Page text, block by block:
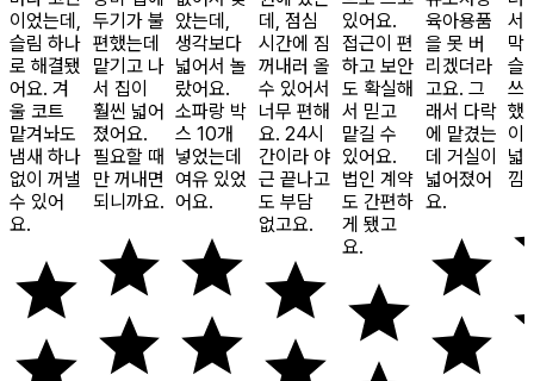
이었는데,
슬림 하나
로 해결됐
어요. 겨
울 코트
맡겨놔도
냄새 하나
없이 꺼낼
수 있어
요.
두기가 불
편했는데
맡기고 나
서 집이
훨씬 넓어
졌어요.
필요할 때
만 꺼내면
되니까요.
았는데,
생각보다
넓어서 놀
랐어요.
소파랑 박
스 10개
넣었는데
여유 있었
어요.
데, 점심
시간에 짐
꺼내러 올
수 있어서
너무 편해
요. 24시
간이라 야
근 끝나고
도 부담
없고요.
있어요.
접근이 편
하고 보안
도 확실해
서 믿고
맡길 수
있어요.
법인 계약
도 간편하
게 됐고
요.
육아용품
을 못 버
리겠더라
고요. 그
래서 다락
에 맡겼는
데 거실이
넓어졌어
요.
서
막
슬
쓰
했
이
넓
낌